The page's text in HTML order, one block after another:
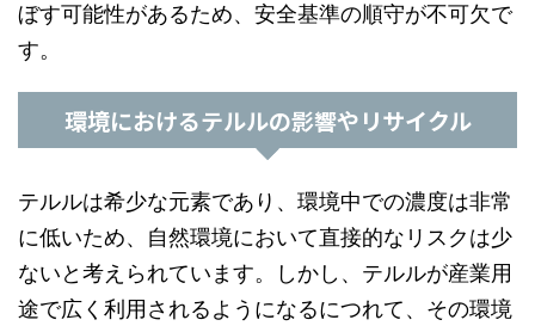
ぼす可能性があるため、安全基準の順守が不可欠で
す。
環境におけるテルルの影響やリサイクル
テルルは希少な元素であり、環境中での濃度は非常
に低いため、自然環境において直接的なリスクは少
ないと考えられています。しかし、テルルが産業用
途で広く利用されるようになるにつれて、その環境